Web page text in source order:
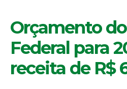
Orçamento
Federal para
receita de R$